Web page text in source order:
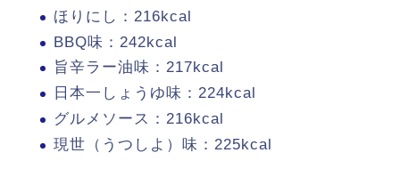
ほりにし：216kcal
BBQ味：242kcal
旨辛ラー油味：217kcal
日本一しょうゆ味：224kcal
グルメソース：216kcal
現世（うつしよ）味：225kcal